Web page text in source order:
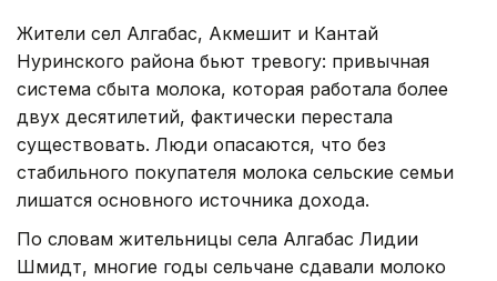
Жители сел Алгабас, Акмешит и Кантай
Нуринского района бьют тревогу: привычная
система сбыта молока, которая работала более
двух десятилетий, фактически перестала
существовать. Люди опасаются, что без
стабильного покупателя молока сельские семьи
лишатся основного источника дохода.
По словам жительницы села Алгабас Лидии
Шмидт, многие годы сельчане сдавали молоко